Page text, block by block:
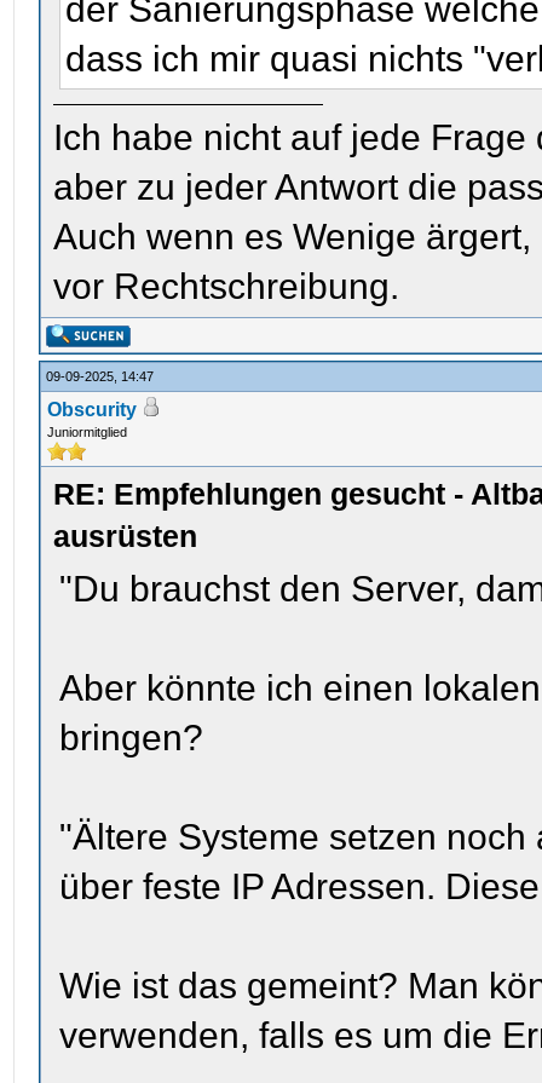
der Sanierungsphase
dass ich mir quasi nichts
Ich habe nicht auf jede
aber zu jeder Antwort die
Auch wenn es Wenige
vor Rechtschreibung.
09-09-2025, 14:47
Obscurity
Juniormitglied
RE: Empfehlungen gesucht -
ausrüsten
"Du brauchst den Server,
Aber könnte ich einen
bringen?
"Ältere Systeme setzen
über feste IP Adressen.
Wie ist das gemeint? Man
verwenden, falls es um die